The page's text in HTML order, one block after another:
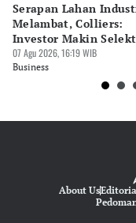
Serapan Lahan
Melambat, Colliers:
Investor Makin
07 Agu 2026, 16:19 WIB
Business
About Us